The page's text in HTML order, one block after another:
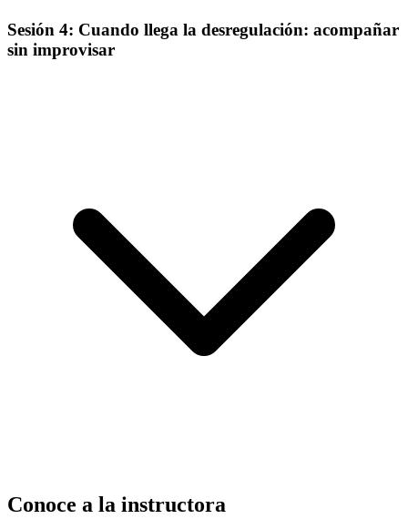
Sesión 4: Cuando llega la desregulación: acompañar
sin improvisar
Conoce a la instructora